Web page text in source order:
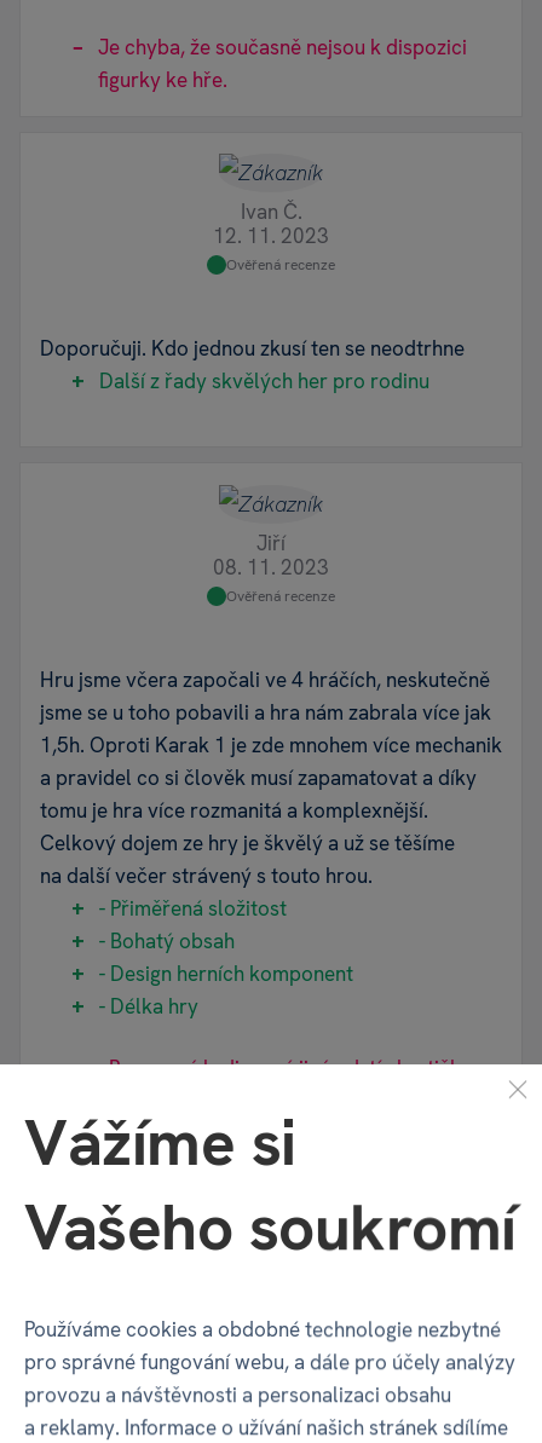
Je chyba, že současně nejsou k dispozici
figurky ke hře.
Ivan Č.
12. 11. 2023
Ověřená recenze
Doporučuji. Kdo jednou zkusí ten se neodtrhne
Další z řady skvělých her pro rodinu
Jiří
08. 11. 2023
Ověřená recenze
Hru jsme včera započali ve 4 hráčích, neskutečně
jsme se u toho pobavili a hra nám zabrala více jak
1,5h. Oproti Karak 1 je zde mnohem více mechanik
a pravidel co si člověk musí zapamatovat a díky
tomu je hra více rozmanitá a komplexnější.
Celkový dojem ze hry je škvělý a už se těšíme
na další večer strávený s touto hrou.
- Přiměřená složitost
- Bohatý obsah
- Design herních komponent
- Délka hry
- Bonusový hrdina má jiný odstín kartičky
kostku a chybí podstavec
- Černokněžník je díky schopnosti
nekromancie nejsilnější hrdina do začátku
hry (pokud si obětuje 3 akce má možnost již
souboje s ostatními hráči (je možné pouze
škodit morem)
Vážíme si
Vašeho soukromí
Používáme cookies a obdobné technologie nezbytné
pro správné fungování webu, a dále pro účely analýzy
provozu a návštěvnosti a personalizaci obsahu
a reklamy. Informace o užívání našich stránek sdílíme